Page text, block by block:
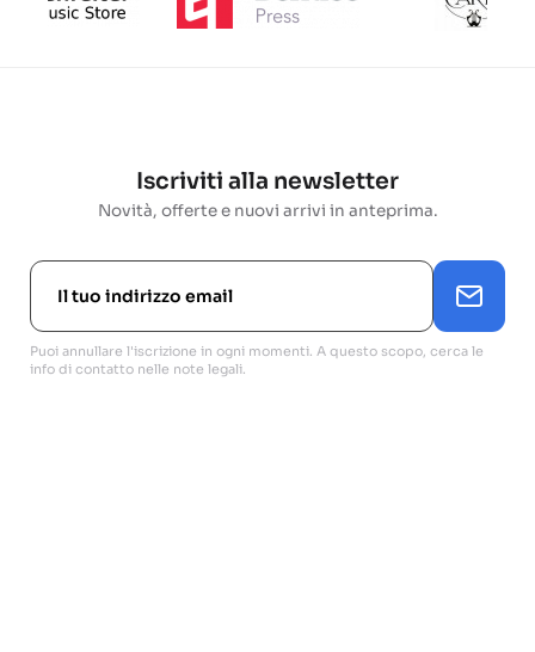
Iscriviti alla newsletter
Novità, offerte e nuovi arrivi in anteprima.
Puoi annullare l'iscrizione in ogni momenti. A questo scopo, cerca le
info di contatto nelle note legali.